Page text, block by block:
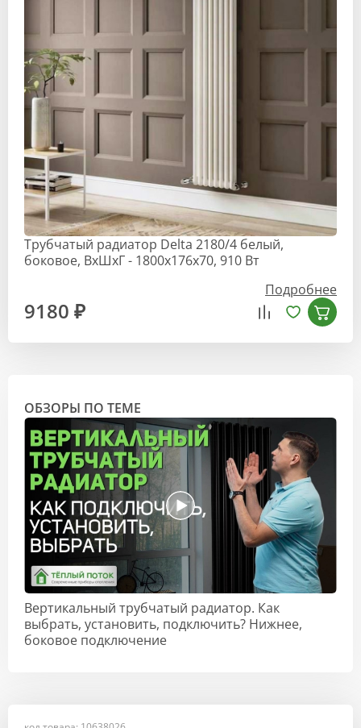
Трубчатый радиатор Delta 2180/4 белый,
боковое, ВхШхГ - 1800х176х70, 910 Вт
Подробнее
9180 ₽
ОБЗОРЫ ПО ТЕМЕ
Вертикальный трубчатый радиатор. Как
выбрать, установить, подключить? Нижнее,
боковое подключение